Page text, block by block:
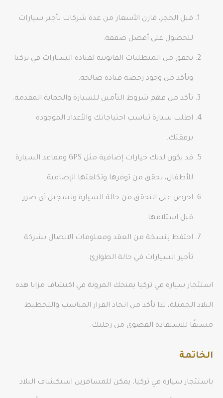
قبل الحجز، قارن الأسعار من عدة شركات تأجير سيارات
للحصول على أفضل صفقة.
تحقق من المتطلبات القانونية لقيادة السيارات في تركيا
وتأكد من وجود رخصة قيادة صالحة.
تأكد من فهم شروط التأمين للسيارة والحماية المقدمة.
اطلب سيارة تناسب احتياجاتك والأعداد الموجودة
برفقتك.
قد يكون لديك خيارات إضافية مثل GPS ومقاعد السيارة
للأطفال، تحقق من توفرها وتكلفتها الإضافية.
احرص على التحقق من حالة السيارة وتسجيل أي ضرر
قبل استلامها.
احتفظ بنسخة من العقد ومعلومات الاتصال بشركة
تأجير السيارات في حالة الطوارئ.
استئجار سيارة في تركيا يمنحك المرونة في اكتشاف مزايا هذه
البلاد الجميلة، لذا تأكد من اتخاذ القرار المناسب والتخطيط
مسبقًا للاستفادة القصوى من رحلتك.
الخاتمة
باستئجار سيارة في تركيا، يمكن للمسافرين استكشاف البلاد